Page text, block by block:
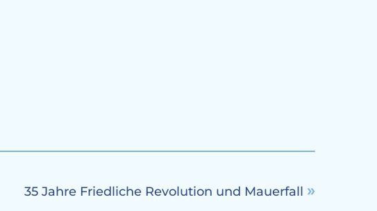
35 Jahre Friedliche Revolution und Mauerfall